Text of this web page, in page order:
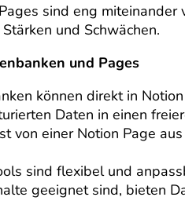
sind eng
und Schwächen.
und Pages
können direkt in
Daten in einen
von einer Notion Page
sind flexibel und
geeignet sind, bieten